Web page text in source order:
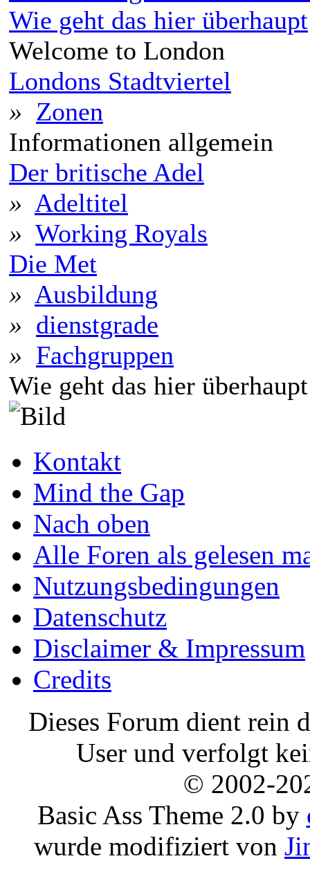
Wie geht das hier überhaupt
Welcome to London
Londons Stadtviertel
» Zonen
Informationen allgemein
Der britische Adel
» Adeltitel
» Working Royals
Die Met
» Ausbildung
» dienstgrade
» Fachgruppen
Wie geht das hier überhaupt
Kontakt
Mind the Gap
Nach oben
Alle Foren als gelesen
Nutzungsbedingungen
Datenschutz
Disclaimer & Impressum
Credits
Dieses Forum dient rein
User und verfolgt
© 2002-
Basic Ass Theme 2.0 by
wurde modifiziert von